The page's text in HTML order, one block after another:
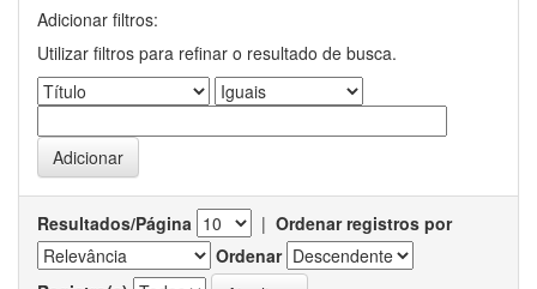
Adicionar filtros:
Utilizar filtros para refinar o resultado de busca.
Resultados/Página | Ordenar registros por
Ordenar